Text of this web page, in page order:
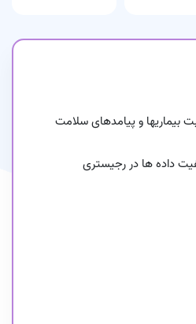
بیماریها و پیامدهای سلامت
داده ها در رجیستری